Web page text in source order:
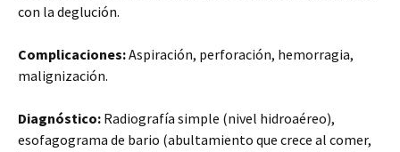
con la deglución.
Complicaciones:Aspiración, perforación, hemorragia,
malignización.
Diagnóstico: Radiografía simple (nivel hidroaéreo),
esofagograma de bario (abultamiento que crece al comer,